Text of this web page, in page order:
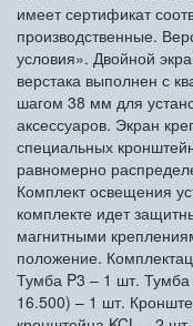
имеет сертификат
производственные.
условия». Двойной
верстака выполнен с
шагом 38 мм для
аксессуаров. Экран
специальных
равномерно
Комплект освещения
комплекте идет
магнитными
положение.
Тумба P3 – 1 шт. Тумба
16.500) – 1 шт.